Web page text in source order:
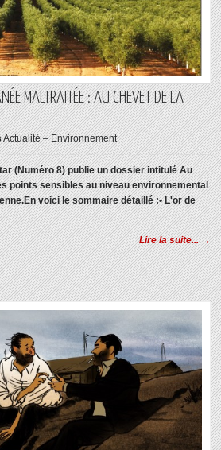
MALTRAITÉE : AU CHEVET DE LA
Actualité – Environnement
(Numéro 8) publie un dossier intitulé Au
points sensibles au niveau environnemental
En voici le sommaire détaillé :• L'or de
Lire la suite... →